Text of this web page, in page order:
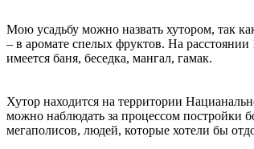
Мою усадьбу можно назвать хутором, так
– в аромате спелых фруктов. На
имеется баня, беседка, мангал, гамак.
Хутор находится на территории
можно наблюдать за процессом постройки
мегаполисов, людей, которые хотели бы